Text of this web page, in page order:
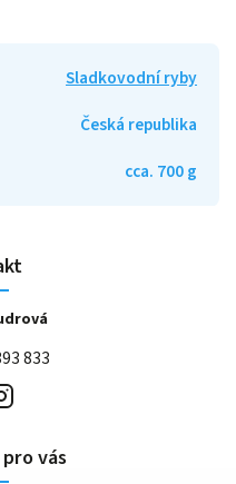
Sladkovodní ryby
Česká republika
cca. 700 g
833
vás